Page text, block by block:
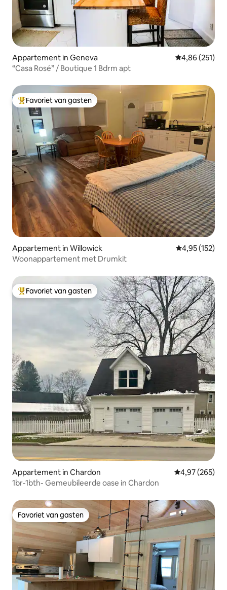
Appartement in Geneva Gemiddelde
4,86 (251)
“Casa Rosé” / Boutique 1 Bdrm apt
Topfavoriet van gasten
Favoriet van gasten
Appartement in Willowick Gemiddelde
4,95 (152)
Woonappartement met Drumkit
Topfavoriet van gasten
Favoriet van gasten
Appartement in Chardon Gemiddelde
4,97 (265)
1br-1bth- Gemeubileerde oase in Chardon
Favoriet van gasten
Favoriet van gasten